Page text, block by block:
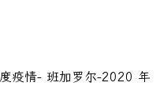
疫情- 班加罗尔-2020 年